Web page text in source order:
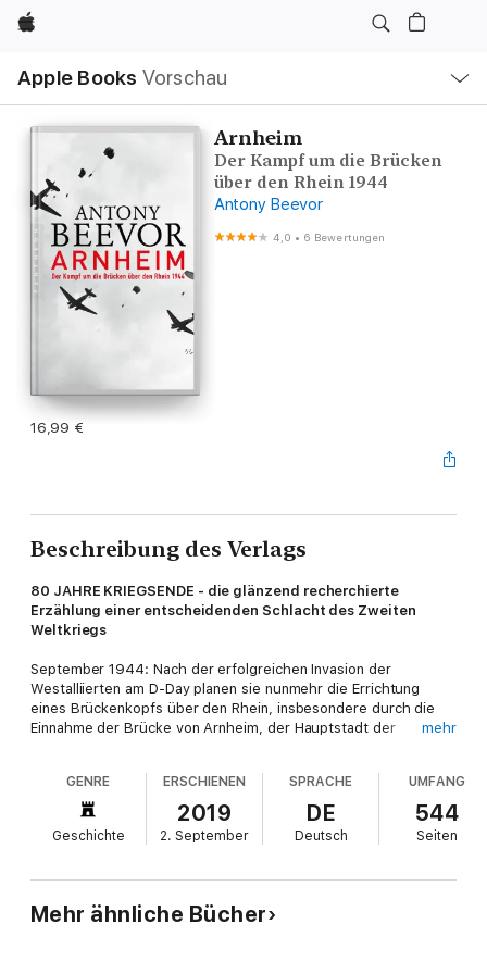
Apple
Apple Books Vorschau
Navigation
Menü
öffnen
Arnheim
Der Kampf um die Brücken
über den Rhein 1944
Antony Beevor
4,0 • 6 Bewertungen
16,99 €
Beschreibung des Verlags
80 JAHRE KRIEGSENDE - die glänzend recherchierte
Erzählung einer entscheidenden Schlacht des Zweiten
Weltkriegs
September 1944: Nach der erfolgreichen Invasion der
Westalliierten am D-Day planen sie nunmehr die Errichtung
eines Brückenkopfs über den Rhein, insbesondere durch die
Einnahme der Brücke von Arnheim, der Hauptstadt der
Operationsplan sieht vor, dass rund 40 000 Fallschirmjäger
hinter den deutschen Linien abgesetzt werden. Aber statt nur
auf Volkssturm und Hitlerjugend treffen sie dort auf zwei
Panzerdivisionen der Waffen-SS. Obendrein kommt es zu
Eisenhower. Die auf sich gestellten Briten werden eingekesselt,
der Wehrmacht gelingt einer ihrer letzten Siege.
Arnheim ist für viele Briten noch heute ein nahezu mythischer
mehr
GENRE
Geschichte
ERSCHIENEN
2019
2. September
SPRACHE
DE
Deutsch
UMFANG
544
Seiten
Mehr ähnliche Bücher